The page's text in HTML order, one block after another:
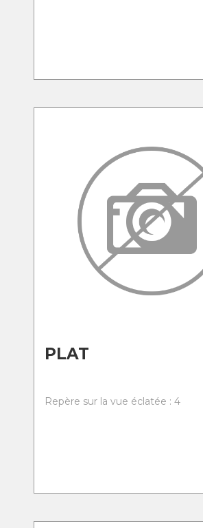
PLAT
Repère sur la vue éclatée : 4